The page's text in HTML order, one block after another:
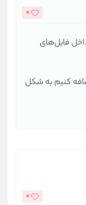
0
فایل‌های
کنیم به شکل
0